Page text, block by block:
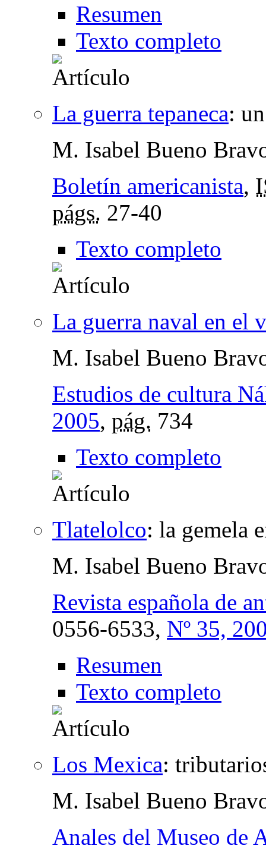
Resumen
Texto completo
La guerra tepaneca:
M. Isabel Bueno
Boletín americanista,
págs. 27-40
Texto completo
La guerra naval en el
M. Isabel Bueno
Estudios de cultura
2005, pág. 734
Texto completo
Tlatelolco: la gemela
M. Isabel Bueno
Revista española de
0556-6533, Nº 35,
Resumen
Texto completo
Los Mexica:
M. Isabel Bueno
Anales del Museo de